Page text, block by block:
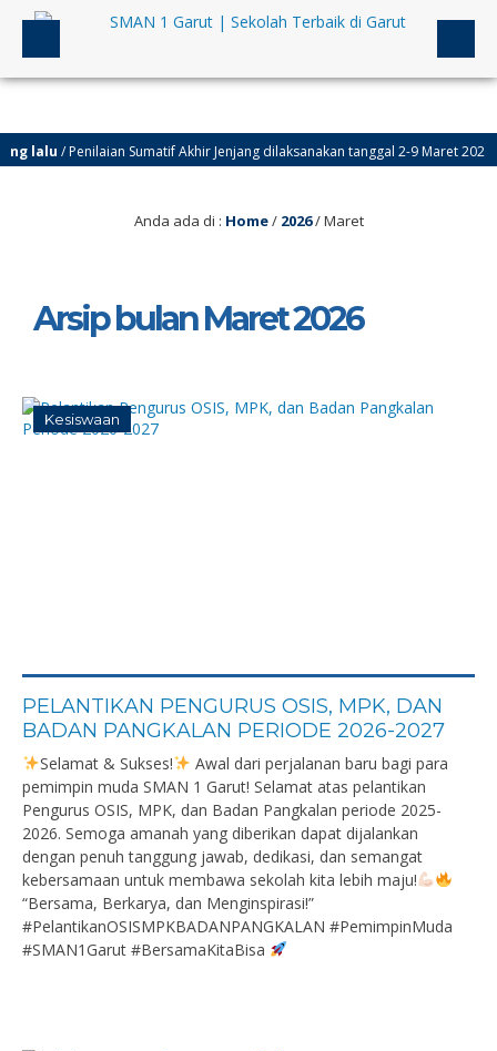
/ Penilaian Sumatif Akhir Jenjang dilaksanakan tanggal 2-9 Maret 2026.
/ Selamat menunaikan ibadah puasa 1447 H.
Anda ada di : Home/ 2026/Maret
Arsip bulan Maret 2026
Kesiswaan
PELANTIKAN PENGURUS OSIS, MPK, DAN
BADAN PANGKALAN PERIODE 2026-2027
Selamat & Sukses!
Awal dari perjalanan baru bagi para
pemimpin muda SMAN 1 Garut! Selamat atas pelantikan
Pengurus OSIS, MPK, dan Badan Pangkalan periode 2025-
2026. Semoga amanah yang diberikan dapat dijalankan
dengan penuh tanggung jawab, dedikasi, dan semangat
kebersamaan untuk membawa sekolah kita lebih maju!
“Bersama, Berkarya, dan Menginspirasi!”
#PelantikanOSISMPKBADANPANGKALAN #PemimpinMuda
#SMAN1Garut #BersamaKitaBisa